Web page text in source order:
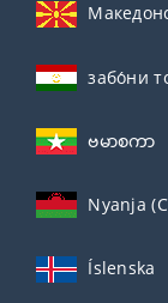
забо́ни
ဗမာစကာ
Nyanja
Íslenska